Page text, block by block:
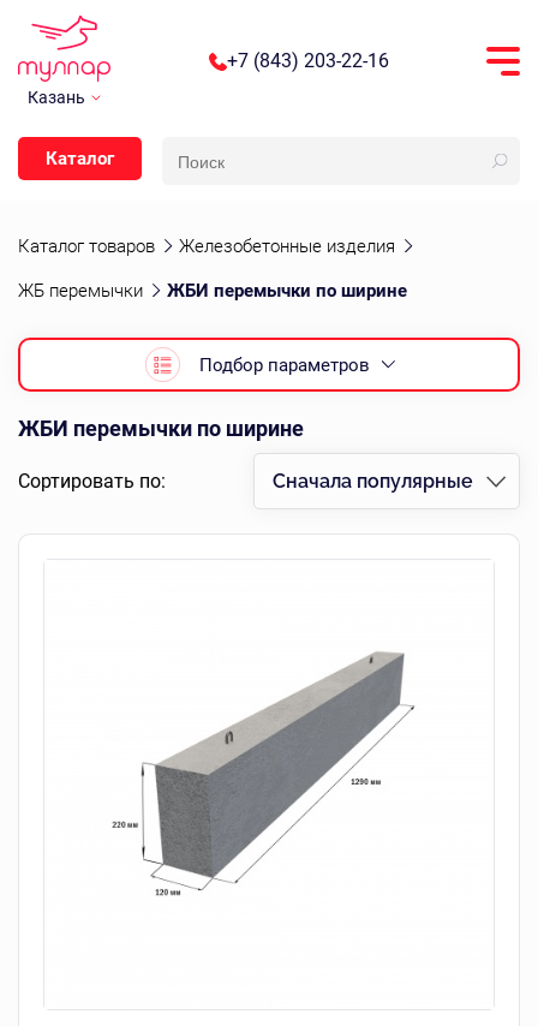
Казань
+7 (843) 203-22-16
Каталог
Каталог товаров Железобетонные изделия
ЖБ перемычки ЖБИ перемычки по ширине
Подбор параметров
ЖБИ перемычки по ширине
Сортировать по: Сначала популярные